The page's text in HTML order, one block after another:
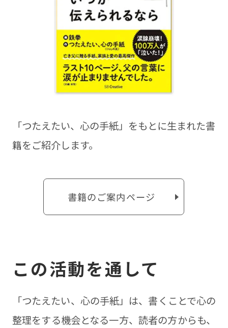
「つたえたい、⼼の⼿紙」をもとに⽣まれた書
籍をご紹介します。
書籍のご案内ページ
この活動を通して
「つたえたい、心の手紙」は、書くことで心の
整理をする機会となる一方、読者の方からも、